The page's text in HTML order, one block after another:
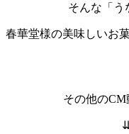
そんな「う
春華堂様の美味しいお
その他の